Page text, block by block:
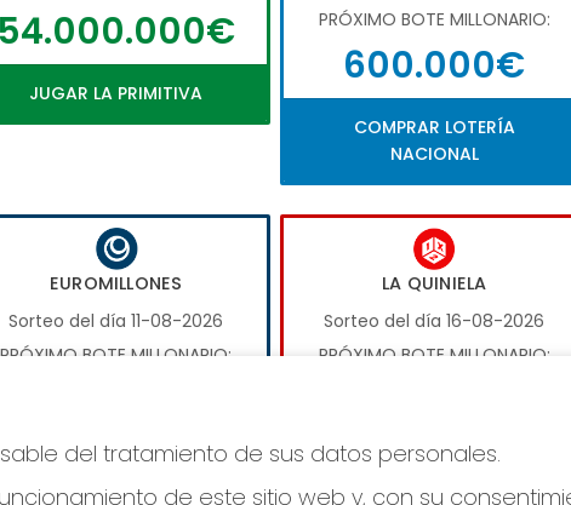
54.000.000€
JUGAR LA PRIMITIVA
PRÓXIMO BOTE MILLONARIO:
600.000€
COMPRAR LOTERÍA
NACIONAL
EUROMILLONES
Sorteo del día 11-08-2026
PRÓXIMO BOTE MILLONARIO:
JUGAR EUROMILLONES
LA QUINIELA
Sorteo del día 16-08-2026
PRÓXIMO BOTE MILLONARIO:
JUGAR LA QUINIELA
del tratamiento de sus datos personales.
de este sitio web y, con su